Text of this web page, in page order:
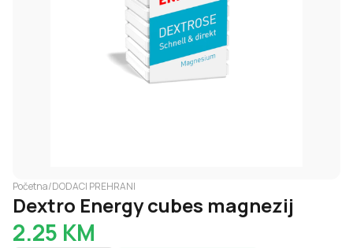
Početna/DODACI PREHRANI
Dextro Energy cubes magnezij
2.25 KM